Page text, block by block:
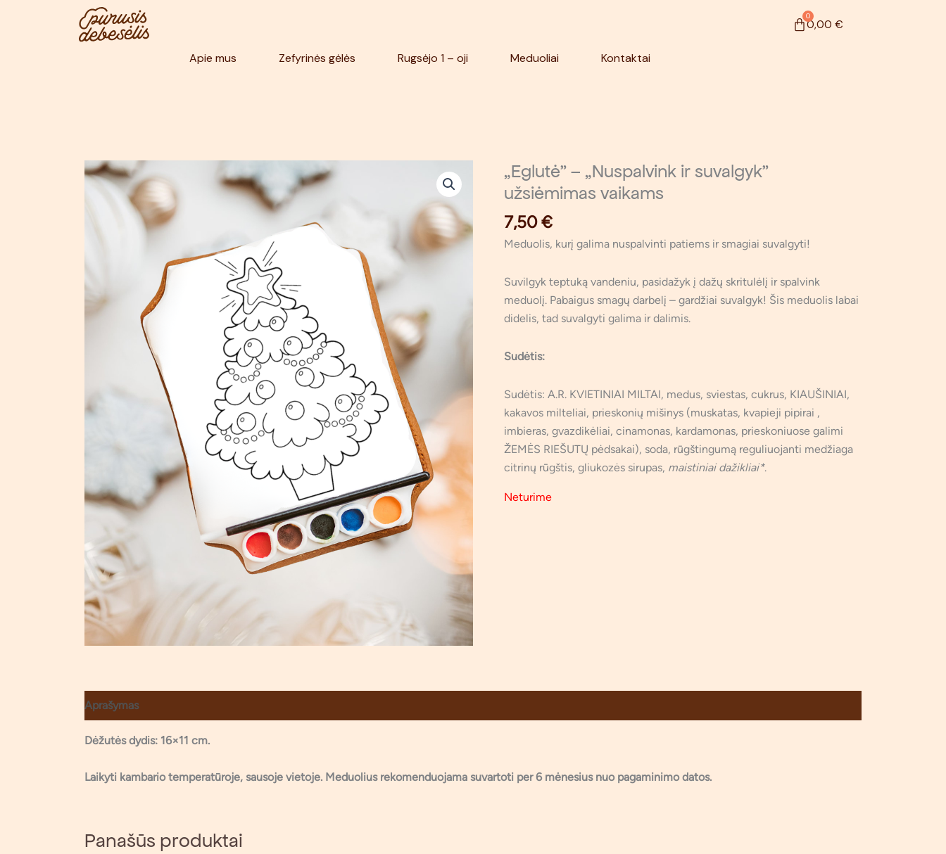
0,00 €
0
Cart
Apie mus Zefyrinės gėlės Rugsėjo 1 – oji Meduoliai Kontaktai
„Eglutė” – „Nuspalvink ir suvalgyk”
užsiėmimas vaikams
7,50€
Meduolis, kurį galima nuspalvinti patiems ir smagiai suvalgyti!
Suvilgyk teptuką vandeniu, pasidažyk į dažų skritulėlį ir spalvink
meduolį. Pabaigus smagų darbelį – gardžiai suvalgyk! Šis meduolis labai
didelis, tad suvalgyti galima ir dalimis.
Sudėtis:
Sudėtis: A.R. KVIETINIAI MILTAI, medus, sviestas, cukrus, KIAUŠINIAI,
kakavos milteliai, prieskonių mišinys (muskatas, kvapieji pipirai ,
imbieras, gvazdikėliai, cinamonas, kardamonas, prieskoniuose galimi
ŽEMĖS RIEŠUTŲ pėdsakai), soda, rūgštingumą reguliuojanti medžiaga
citrinų rūgštis, gliukozės sirupas, maistiniai dažikliai*.
Neturime
Aprašymas
Dėžutės dydis: 16×11 cm.
Laikyti kambario temperatūroje, sausoje vietoje. Meduolius rekomenduojama suvartoti per 6 mėnesius nuo pagaminimo datos.
Panašūs produktai